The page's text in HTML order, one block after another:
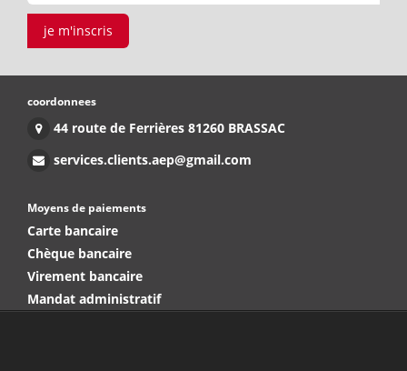
je m'inscris
coordonnees
44 route de Ferrières 81260 BRASSAC
services.clients.aep@gmail.com
Moyens de paiements
Carte bancaire
Chèque bancaire
Virement bancaire
Mandat administratif